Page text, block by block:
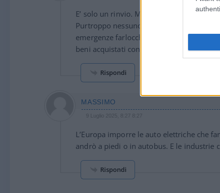
E’ solo un rinvio. Meglio poco che nulla?
Purtroppo nessuno si batte contro queste
emergenze farlocche create ad arte x
beni acquistati con fatica e x necessità
Rispondi
MASSIMO
9 Luglio 2025, 8:27 8:27
L’Europa imporre le auto elettriche che
andrò a piedi o in autobus. E le industrie
Rispondi